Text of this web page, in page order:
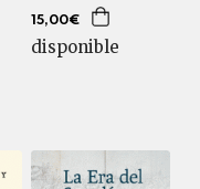
15,00€
disponible